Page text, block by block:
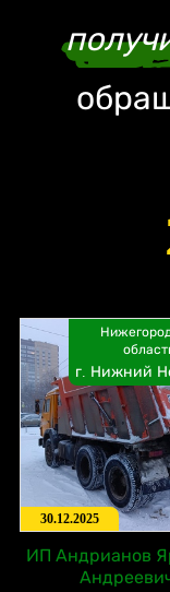
г. Нижний
30.12.2025
ИП Андрианов